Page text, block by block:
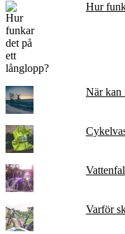
Hur
När kan
Varför